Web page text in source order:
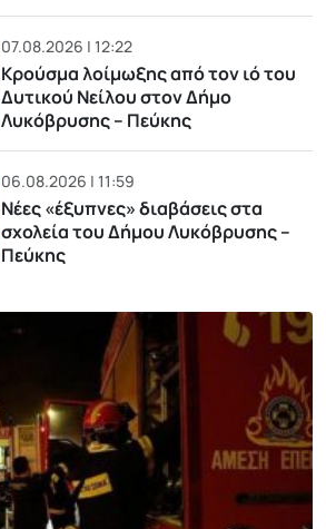
07.08.2026 | 12:22
Κρούσμα λοίμωξης από τον ιό του
Δυτικού Νείλου στον Δήμο
Λυκόβρυσης – Πεύκης
06.08.2026 | 11:59
Νέες «έξυπνες» διαβάσεις στα
σχολεία του Δήμου Λυκόβρυσης –
Πεύκης